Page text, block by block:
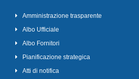
Amministrazione trasparente
Albo Ufficiale
Albo Fornitori
Pianificazione strategica
Atti di notifica